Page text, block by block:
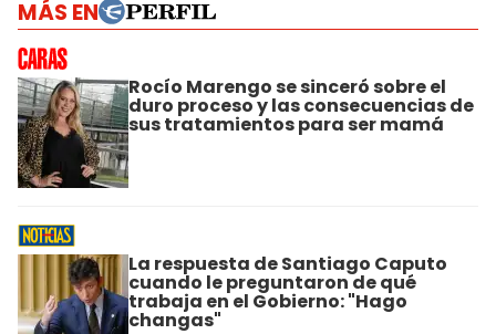
MÁS EN
Rocío Marengo se sinceró sobre el
duro proceso y las consecuencias de
sus tratamientos para ser mamá
La respuesta de Santiago Caputo
cuando le preguntaron de qué
trabaja en el Gobierno: "Hago
changas"